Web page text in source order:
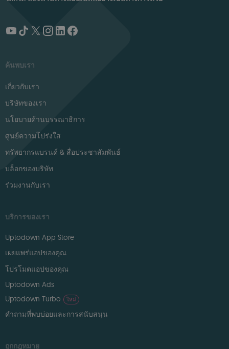
ค้นพบเรา
เกี่ยวกับเรา
บริษัทของเรา
นโยบายด้านบรรณาธิการ
ศูนย์ความโปร่งใส
ทรัพยากรแบรนด์ & สื่อประชาสัมพันธ์
บล็อกของบริษัท
ร่วมงานกับเรา
บริการของเรา
Uptodown App Store
เผยแพร่แอปของคุณ
โปรโมตแอปของคุณ
Uptodown Ads
Uptodown Turbo
ใหม่
คำถามที่พบบ่อยและการสนับสนุน
ถูกกฎหมาย